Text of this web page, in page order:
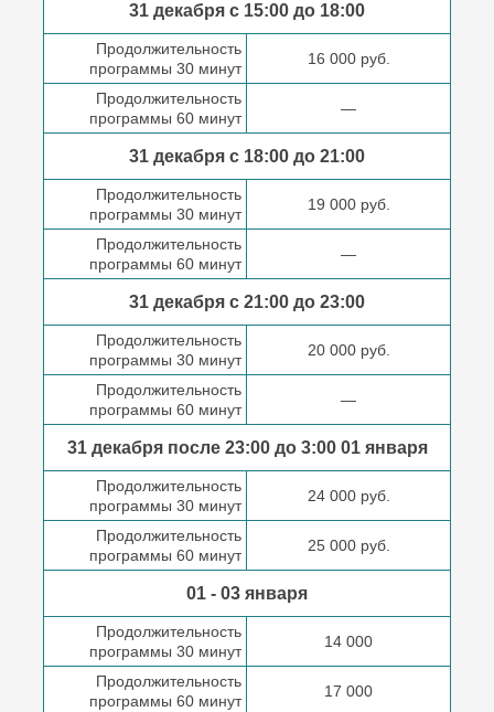
31 декабря с 15:00 до 18:00
Продолжительность
программы 30 минут
16 000 руб.
Продолжительность
программы 60 минут
—
31 декабря с 18:00 до 21:00
Продолжительность
программы 30 минут
19 000 руб.
Продолжительность
программы 60 минут
—
31 декабря с 21:00 до 23:00
Продолжительность
программы 30 минут
20 000 руб.
Продолжительность
программы 60 минут
—
31 декабря после23:00 до 3:0001 января
Продолжительность
программы 30 минут
24 000 руб.
Продолжительность
программы 60 минут
25 000 руб.
01 - 03 января
Продолжительность
программы 30 минут
14 000
Продолжительность
программы 60 минут
17 000